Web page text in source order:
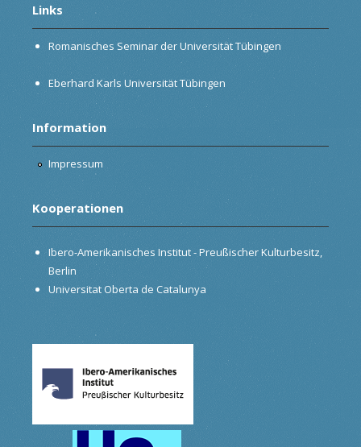
Links
Romanisches Seminar der Universität Tübingen
Eberhard Karls Universität Tübingen
Information
Impressum
Kooperationen
Ibero-Amerikanisches Institut - Preußischer Kulturbesitz,
Berlin
Universitat Oberta de Catalunya